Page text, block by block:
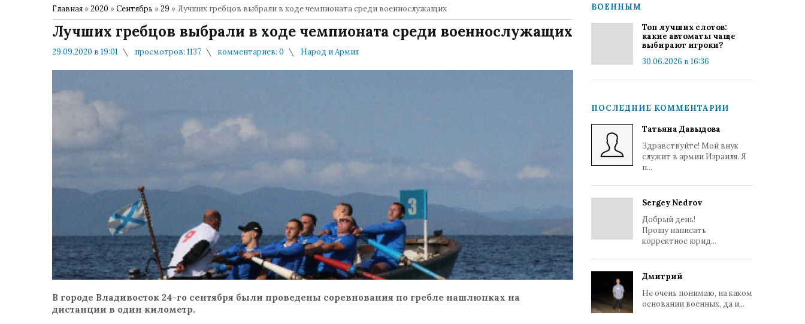
Главная »2020 »Сентябрь »29 » Лучших гребцов выбрали в ходе чемпионата среди военнослужащих
Лучших гребцов выбрали в ходе чемпионата среди военнослужащих
29.09.2020 в 19:01 просмотров: 1137 комментариев: 0 Народ и Армия
В городе Владивосток 24-го сентября были проведены соревнования по гребле нашлюпках на
дистанции в один километр.
ВОЕННЫМ
Топ лучших слотов:
какие автоматы чаще
выбирают игроки?
30.06.2026 в 16:36
ПОСЛЕДНИЕ КОММЕНТАРИИ
Татьяна Давыдова
Здравствуйте! Мой внук
служит в армии Израиля. Я
п...
Sergey Nedrov
Добрый день!
Прошу написать
корректное юрид...
Дмитрий
Не очень понимаю, на каком
основании военных, да и...